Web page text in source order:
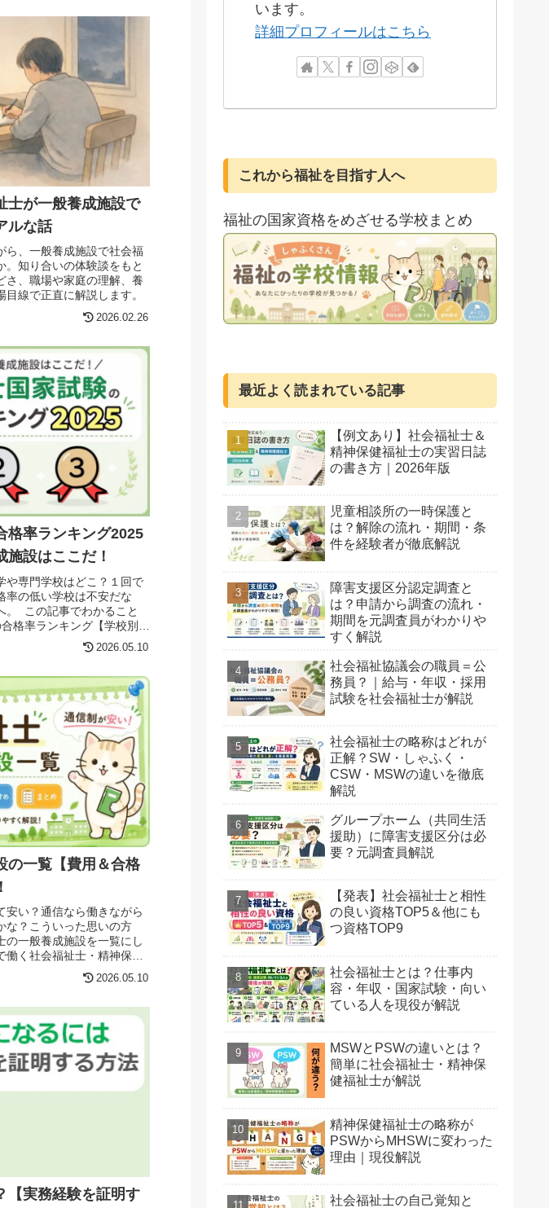
士が一般養成施設で
ルな話
ら、一般養成施設で社会福
。知り合いの体験談をもと
さ、職場や家庭の理解、養
線で正直に解説します。
2026.02.26
格率ランキング2025
施設はここだ！
や専門学校はどこ？１回で
率の低い学校は不安だな
。 この記事でわかること
格率ランキング【学校別】
2026.05.10
の一覧【費用＆合格
安い？通信なら働きながら
な？こういった思いの方
の一般養成施設を一覧にし
く社会福祉士・精神保健
2026.05.10
【実務経験を証明す
います。
詳細プロフィールはこちら
これから福祉を目指す人へ
福祉の国家資格をめざせる学校まとめ
最近よく読まれている記事
【例文あり】社会福祉士＆
精神保健福祉士の実習日誌
の書き方｜2026年版
児童相談所の一時保護と
は？解除の流れ・期間・条
件を経験者が徹底解説
障害支援区分認定調査と
は？申請から調査の流れ・
期間を元調査員がわかりや
すく解説
社会福祉協議会の職員＝公
務員？｜給与・年収・採用
試験を社会福祉士が解説
社会福祉士の略称はどれが
正解？SW・しゃふく・
CSW・MSWの違いを徹底
解説
グループホーム（共同生活
援助）に障害支援区分は必
要？元調査員解説
【発表】社会福祉士と相性
の良い資格TOP5＆他にも
つ資格TOP9
社会福祉士とは？仕事内
容・年収・国家試験・向い
ている人を現役が解説
MSWとPSWの違いとは？
簡単に社会福祉士・精神保
健福祉士が解説
精神保健福祉士の略称が
PSWからMHSWに変わった
理由｜現役解説
社会福祉士の自己覚知と